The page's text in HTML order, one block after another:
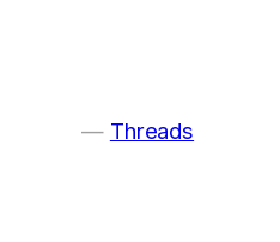
Threads